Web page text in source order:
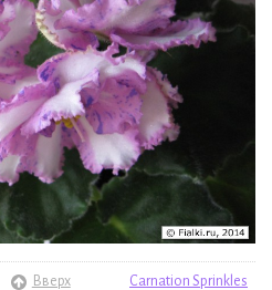
Вверх
Carnation Sprinkles